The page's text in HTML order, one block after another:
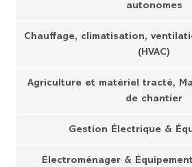
autonomes
Chauffage, climatisation,
(HVAC)
Agriculture et matériel tracté,
de chantier
Gestion Électrique &
Électroménager &